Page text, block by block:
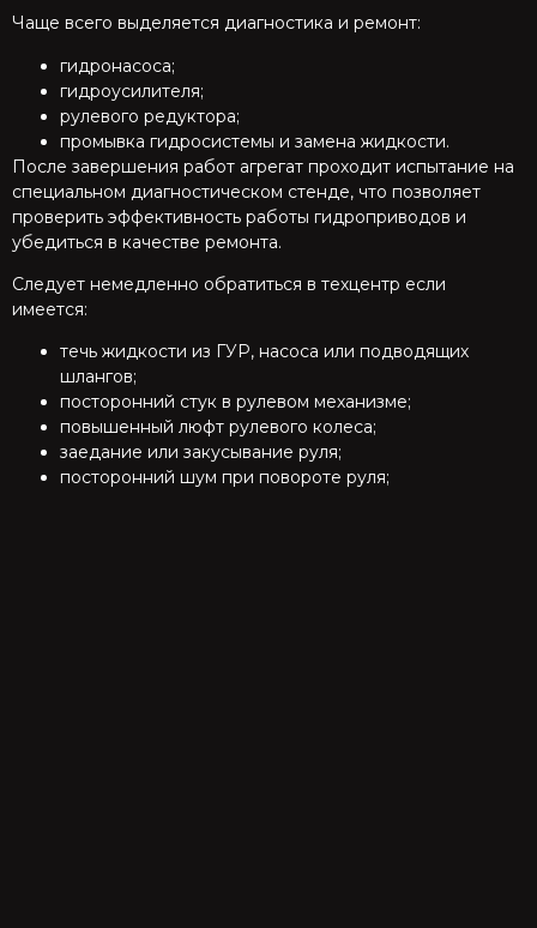
Чаще всего выделяется диагностика и ремонт:
гидронасоса;
гидроусилителя;
рулевого редуктора;
промывка гидросистемы и замена жидкости.
После завершения работ агрегат проходит испытание на
специальном диагностическом стенде, что позволяет
проверить эффективность работы гидроприводов и
убедиться в качестве ремонта.
Следует немедленно обратиться в техцентр если
имеется:
течь жидкости из ГУР, насоса или подводящих
шлангов;
посторонний стук в рулевом механизме;
повышенный люфт рулевого колеса;
заедание или закусывание руля;
посторонний шум при повороте руля;